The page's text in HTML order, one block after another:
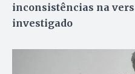
inconsistências na
investigado